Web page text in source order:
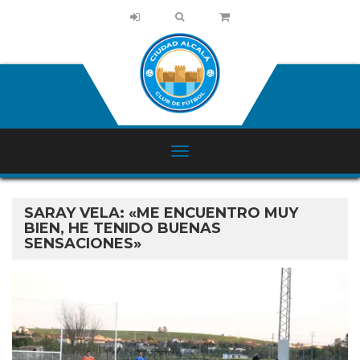
SARAY VELA: «ME ENCUENTRO MUY
BIEN, HE TENIDO BUENAS
SENSACIONES»